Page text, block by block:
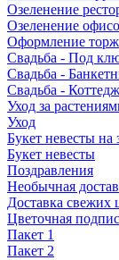
Озеленение
Озеленение
Оформление
Свадьба - Под
Свадьба -
Свадьба - Коттедж
Уход за
Уход
Букет невесты на
Букет невесты
Поздравления
Необычная
Доставка свежих
Цветочная
Пакет 1
Пакет 2